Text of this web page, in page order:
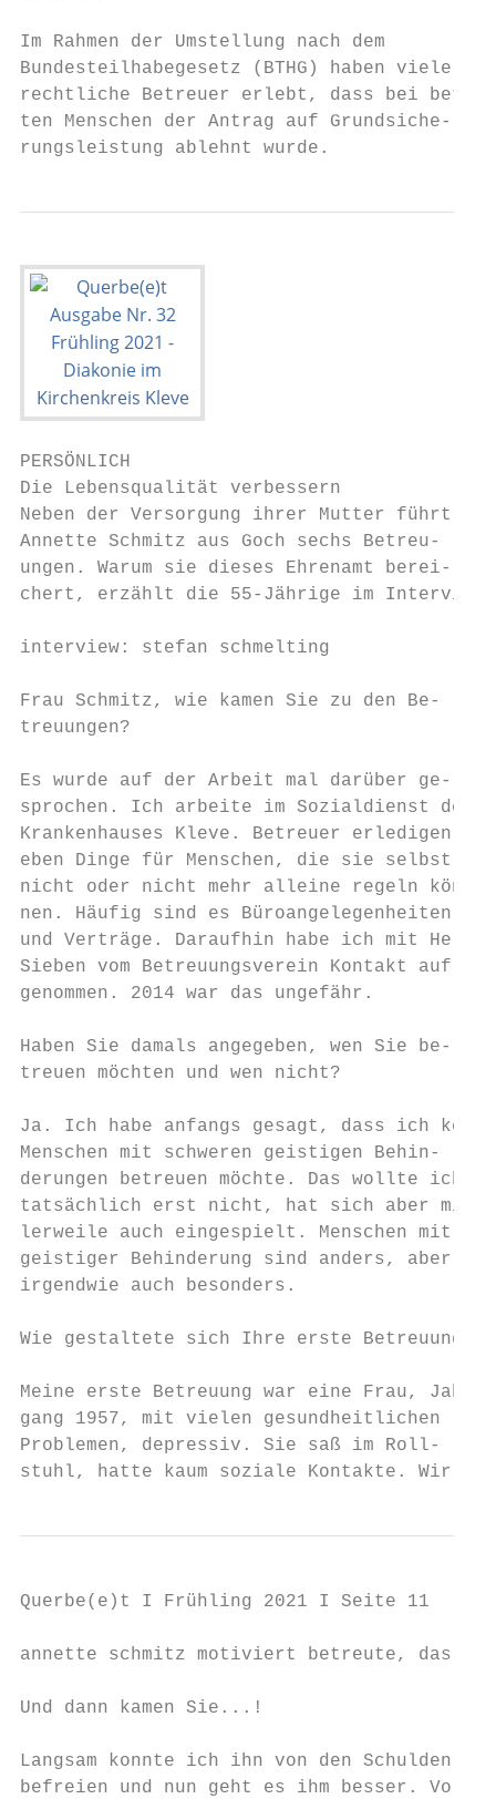
Im Rahmen der Umstellung nach dem
Bundesteilhabegesetz (BTHG) haben viele
rechtliche Betreuer erlebt, dass bei
ten Menschen der Antrag auf Grundsiche-
rungsleistung ablehnt wurde.
PERSÖNLICH
Die Lebensqualität verbessern
Neben der Versorgung ihrer Mutter führt
Annette Schmitz aus Goch sechs Betreu-
ungen. Warum sie dieses Ehrenamt berei-
chert, erzählt die 55-Jährige im
interview: stefan schmelting
Frau Schmitz, wie kamen Sie zu den Be-
treuungen?
Es wurde auf der Arbeit mal darüber ge-
sprochen. Ich arbeite im Sozialdienst
Krankenhauses Kleve. Betreuer erledigen
eben Dinge für Menschen, die sie selbst
nicht oder nicht mehr alleine regeln kön-
nen. Häufig sind es Büroangelegenheiten
und Verträge. Daraufhin habe ich mit Herrn
Sieben vom Betreuungsverein Kontakt auf-
genommen. 2014 war das ungefähr.
Haben Sie damals angegeben, wen Sie
treuen möchten und wen nicht?
Ja. Ich habe anfangs gesagt, dass ich
Menschen mit schweren geistigen Behin-
derungen betreuen möchte. Das wollte ich
tatsächlich erst nicht, hat sich aber mitt-
lerweile auch eingespielt. Menschen mit
geistiger Behinderung sind anders, aber
irgendwie auch besonders.
Wie gestaltete sich Ihre erste
Meine erste Betreuung war eine Frau,
gang 1957, mit vielen gesundheitlichen
Problemen, depressiv. Sie saß im Roll-
stuhl, hatte kaum soziale Kontakte. Wir
Querbe(e)t I Frühling 2021 I Seite 11
annette schmitz motiviert betreute,
Und dann kamen Sie...!
Langsam konnte ich ihn von den Schulden
befreien und nun geht es ihm besser.